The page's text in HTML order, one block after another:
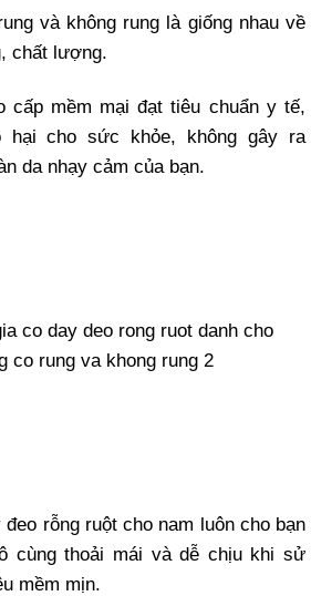
và không rung là giống nhau về
chất lượng.
cấp mềm mại đạt tiêu chuẩn y tế,
hại cho sức khỏe, không gây ra
da nhạy cảm của bạn.
rỗng ruột cho nam luôn cho bạn
cùng thoải mái và dễ chịu khi sử
mềm mịn.